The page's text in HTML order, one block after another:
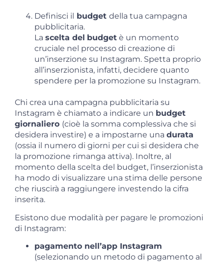
Definisci il budget della tua campagna
pubblicitaria.
La scelta del budget è un momento
cruciale nel processo di creazione di
un’inserzione su Instagram. Spetta proprio
all’inserzionista, infatti, decidere quanto
spendere per la promozione su Instagram.
Chi crea una campagna pubblicitaria su
Instagram è chiamato a indicare un budget
giornaliero (cioè la somma complessiva che si
desidera investire) e a impostarne una durata
(ossia il numero di giorni per cui si desidera che
la promozione rimanga attiva). Inoltre, al
momento della scelta del budget, l’inserzionista
ha modo di visualizzare una stima delle persone
che riuscirà a raggiungere investendo la cifra
inserita.
Esistono due modalità per pagare le promozioni
di Instagram:
pagamento nell’app Instagram
(selezionando un metodo di pagamento al